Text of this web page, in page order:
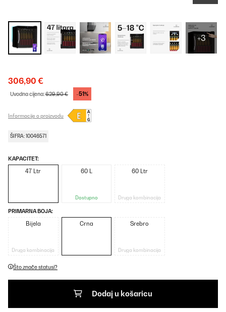
+3
306,90 €
Uvodna cijena:629,90 € -51%
Informacije o proizvodu
ŠIFRA: 10046571
KAPACITET:
47 Ltr 60 L
Dostupno
60 Ltr
Druga kombinacija
PRIMARNA BOJA:
Bijela
Druga kombinacija
Crna Srebro
Druga kombinacija
Što znače statusi?
Dodaj u košaricu